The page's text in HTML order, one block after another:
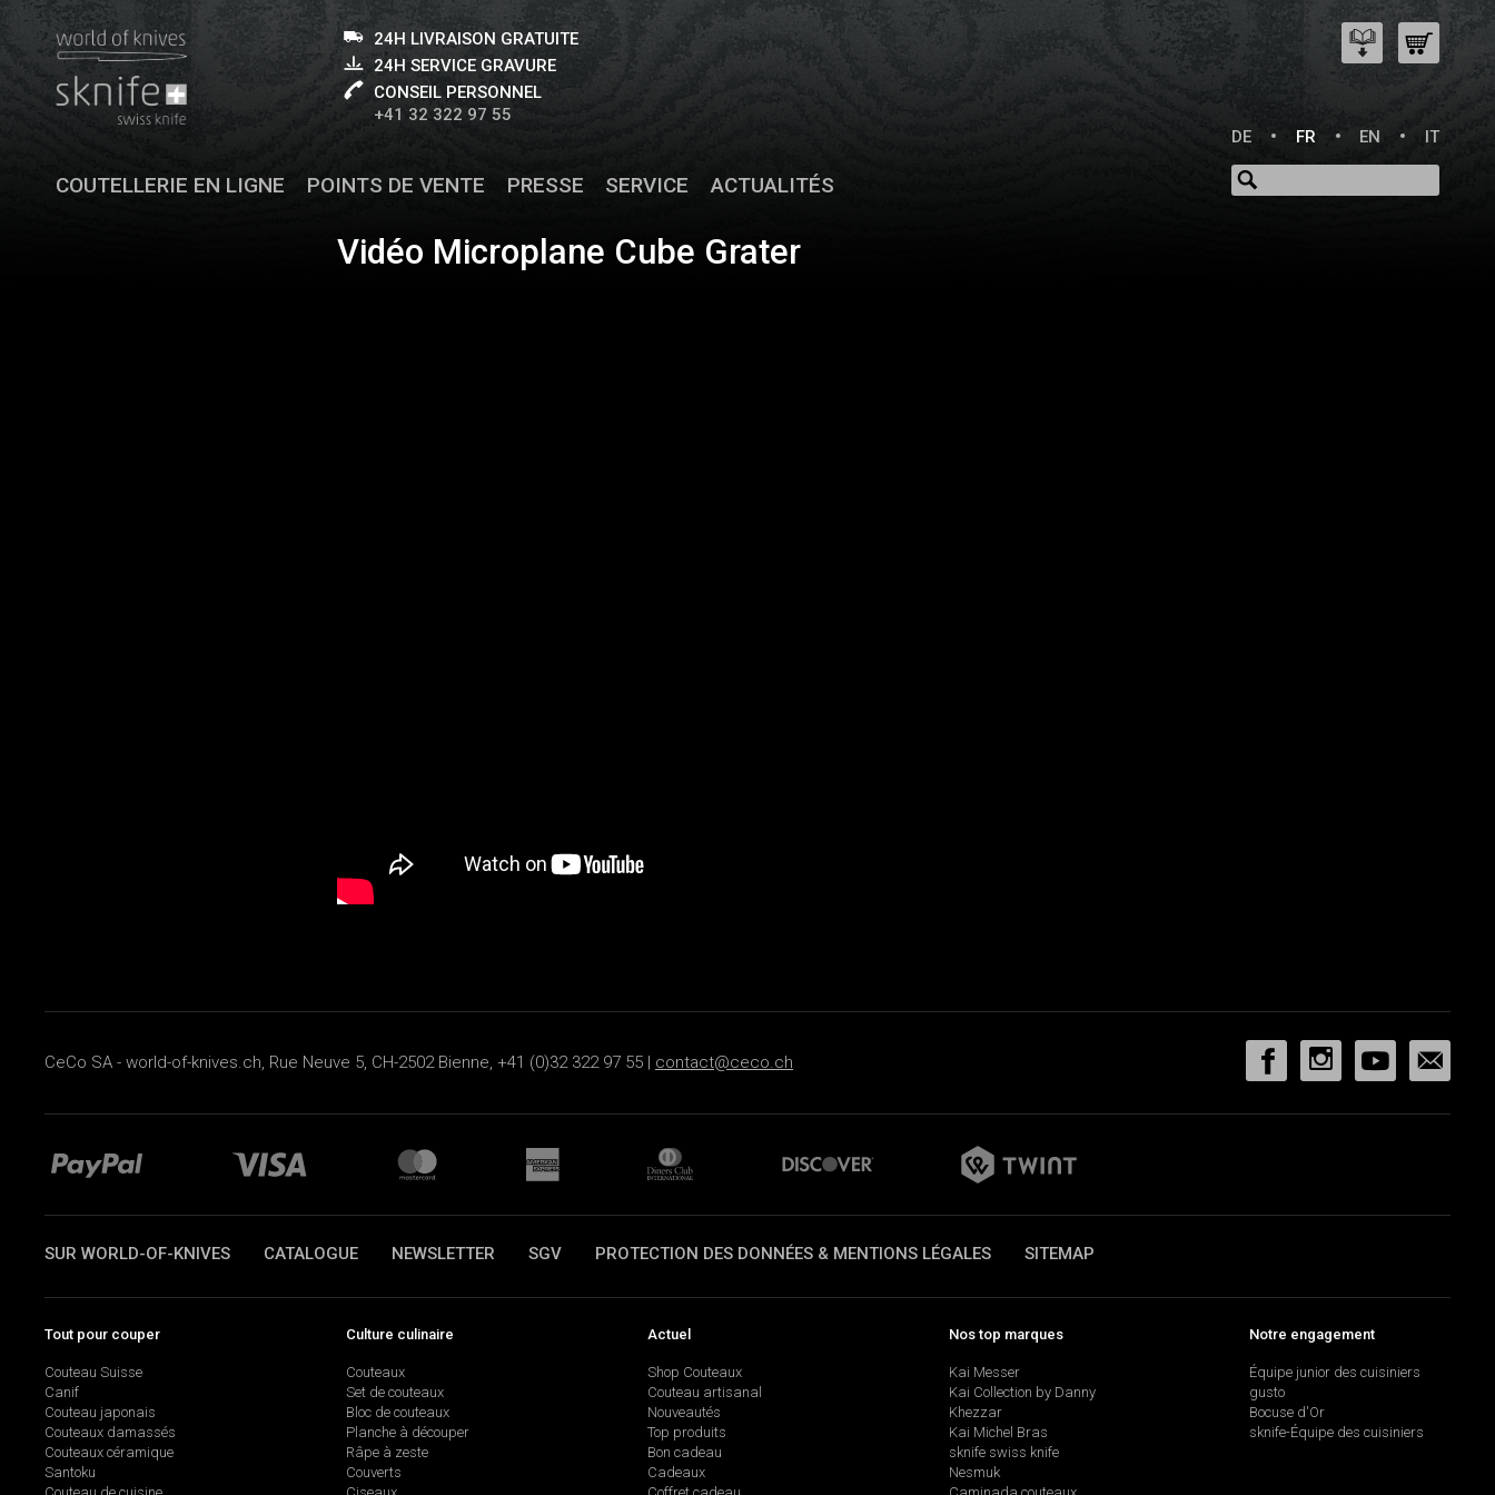
24H LIVRAISON GRATUITE
24H SERVICE GRAVURE
CONSEIL PERSONNEL
+41 32 322 97 55
DE
FR EN IT
COUTELLERIE EN LIGNE POINTS DE VENTE PRESSE SERVICE ACTUALITÉS
Vidéo Microplane Cube Grater
CeCo SA - world-of-knives.ch, Rue Neuve 5, CH-2502 Bienne, +41 (0)32 322 97 55 | contact@ceco.ch
SUR WORLD-OF-KNIVES CATALOGUE NEWSLETTER SGV PROTECTION DES DONNÉES & MENTIONS LÉGALES SITEMAP
Tout pour couper
Couteau Suisse
Canif
Couteau japonais
Couteaux damassés
Couteaux céramique
Santoku
Culture culinaire
Couteaux
Set de couteaux
Bloc de couteaux
Planche à découper
Râpe à zeste
Couverts
Actuel
Shop Couteaux
Couteau artisanal
Nouveautés
Top produits
Bon cadeau
Cadeaux
Nos top marques
Kai Messer
Kai Collection by Danny
Khezzar
Kai Michel Bras
sknife swiss knife
Nesmuk
Notre engagement
Équipe junior des cuisiniers
gusto
Bocuse d'Or
sknife-Équipe des cuisiniers